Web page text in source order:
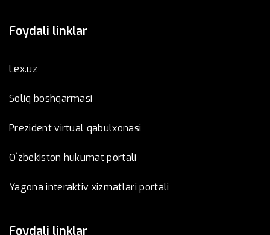
Foydali linklar
Lex.uz
Soliq boshqarmasi
Prezident virtual qabulxonasi
O`zbekiston hukumat portali
Yagona interaktiv xizmatlari portali
Foydali linklar